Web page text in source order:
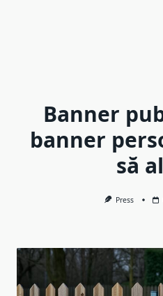
Banner
banner
să
Press